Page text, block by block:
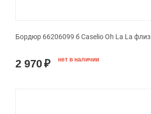
Бордюр 66206099 б Caselio Oh La La флиз
2 970₽ нет в наличии